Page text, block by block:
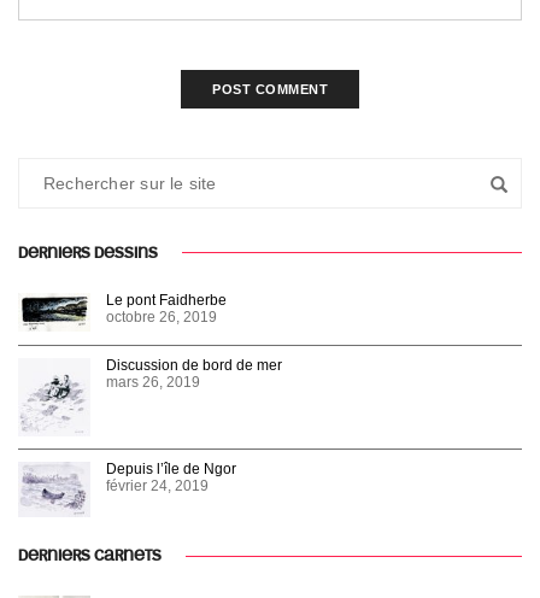
DERNIERS DESSINS
Le pont Faidherbe
octobre 26, 2019
Discussion de bord de mer
mars 26, 2019
Depuis l’île de Ngor
février 24, 2019
DERNIERS CARNETS